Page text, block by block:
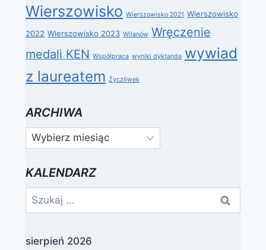
Wierszowisko Wierszowisko 2021 Wierszowisko
2022 Wierszowisko 2023 Wilanów Wręczenie
medali KEN Współpraca wyniki dyktanda wywiad
z laureatem Życzliwek
ARCHIWA
Archiwa
KALENDARZ
Szukaj:
sierpień 2026